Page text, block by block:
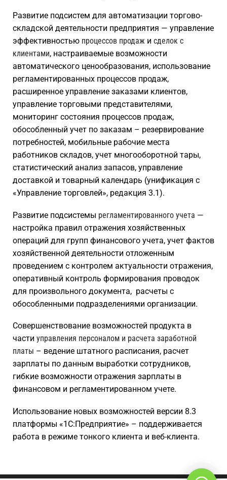
Развитие подсистем для автоматизации торгово-
складской деятельности предприятия — управление
эффективностью процессов продаж и сделок с
клиентами, настраиваемые возможности
автоматического ценообразования, использование
регламентированных процессов продаж,
расширенное управление заказами клиентов,
управление торговыми представителями,
мониторинг состояния процессов продаж,
обособленный учет по заказам – резервирование
потребностей, мобильные рабочие места
работников складов, учет многооборотной тары,
статистический анализ запасов, управление
доставкой и товарный календарь (унификация с
«Управление торговлей», редакция 3.1).
Развитие подсистемы регламентированного учета —
настройка правил отражения хозяйственных
операций для групп финансового учета, учет фактов
хозяйственной деятельности отложенным
проведением с контролем актуальности отражения,
оперативный контроль формирования проводок
для произвольного документа, расчеты с
обособленными подразделениями организации.
Совершенствование возможностей продукта в
части управления персоналом и расчета заработной
платы – ведение штатного расписания, расчет
зарплаты по данным выработки сотрудников,
гибкие возможности отражения зарплаты в
финансовом и регламентированном учете.
Использование новых возможностей версии 8.3
платформы «1С:Предприятие» – поддерживается
работа в режиме тонкого клиента и веб-клиента.